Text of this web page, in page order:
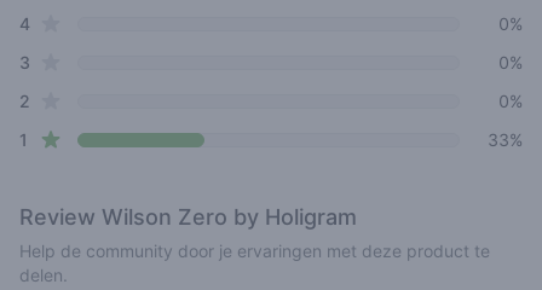
4star reviews
0%
3
0%
2
0%
1 star reviews 33%
Review Wilson Zero by Holigram
Help de community door je ervaringen met deze product te
delen.